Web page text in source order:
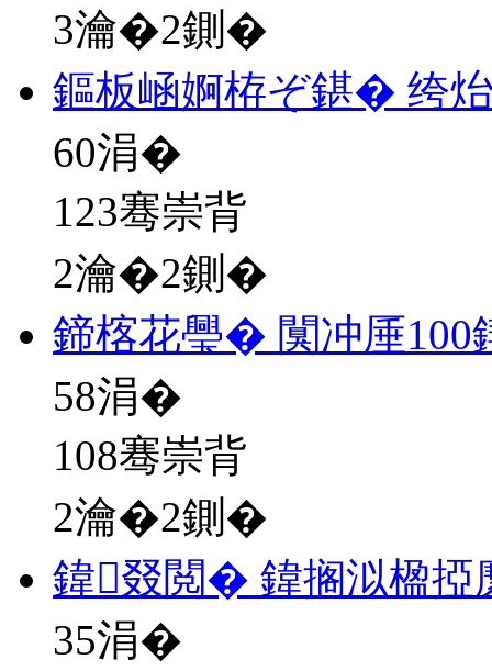
3瀹�2鍘�
鏂板崡婀栫ぞ鍖� 绔
60涓�
123骞崇背
2瀹�2鍘�
鍗楁花璺� 闃冲厜100
58涓�
108骞崇背
2瀹�2鍘�
鍏叕閲� 鍏搁泤楹掗
35涓�